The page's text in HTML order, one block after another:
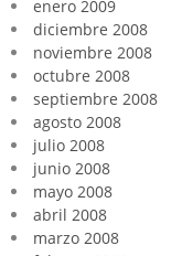
enero 2009
diciembre 2008
noviembre 2008
octubre 2008
septiembre 2008
agosto 2008
julio 2008
junio 2008
mayo 2008
abril 2008
marzo 2008